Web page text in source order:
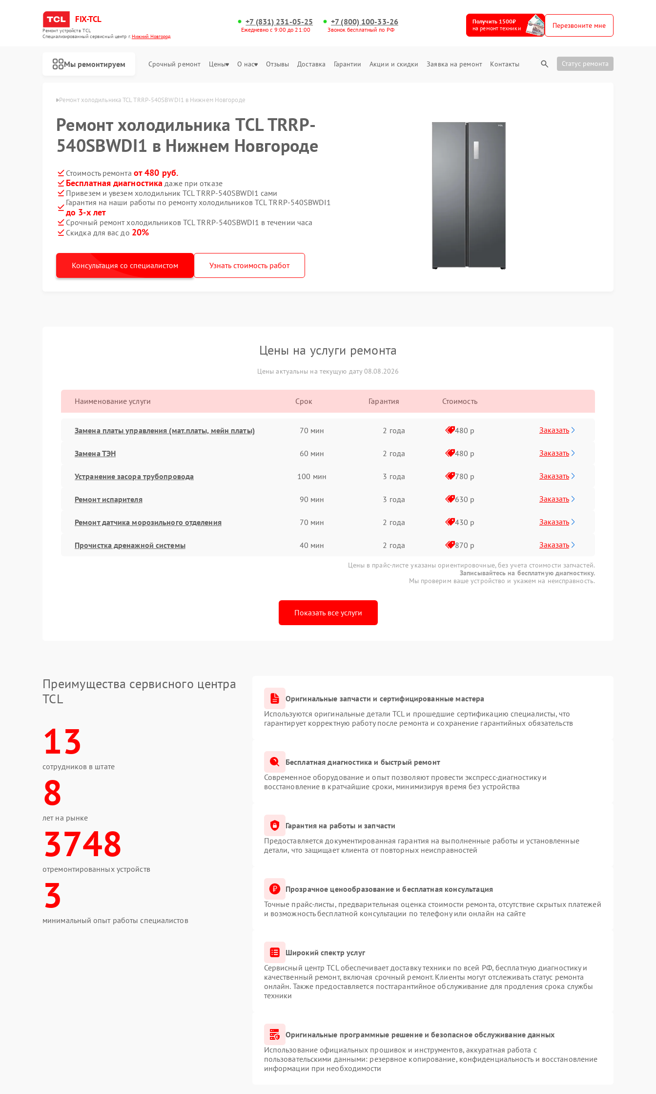
FIX-TCL
Ремонт устройств TCL
Специализированный cервисный центр г.Нижний Новгород
+7 (831) 231-05-25
Ежедневно с 9:00 до 21:00
+7 (800) 100-33-26
Звонок бесплатный по РФ
Получить 1500₽
на ремонт техники
Перезвоните мне
Мы ремонтируем Срочный ремонт Цены О нас Отзывы Доставка Гарантии Акции и скидки Заявка на ремонт Контакты Статус ремонта
Нижнем Новгороде Ремонт холодильника TCL TRRP-540SBWDI1 в Нижнем Новгороде
Ремонт холодильника TCL TRRP-
540SBWDI1 в Нижнем Новгороде
Стоимость ремонта от 480 руб.
Бесплатная диагностика даже при отказе
Привезем и увезем холодильник TCL TRRP-540SBWDI1 сами
Гарантия на наши работы по ремонту холодильников TCL TRRP-540SBWDI1
до 3-х лет
Срочный ремонт холодильников TCL TRRP-540SBWDI1 в течении часа
Скидка для вас до 20%
Консультация со специалистом Узнать стоимость работ
Цены на услуги ремонта
Цены актуальны на текущую дату 08.08.2026
Наименование услуги Срок Гарантия Стоимость
Замена платы управления (мат.платы, мейн платы) 70 мин 2 года 480 р Заказать
Замена ТЭН 60 мин 2 года 480 р Заказать
Устранение засора трубопровода 100 мин 3 года 780 р Заказать
Ремонт испарителя 90 мин 3 года 630 р Заказать
Ремонт датчика морозильного отделения 70 мин 2 года 430 р Заказать
Прочистка дренажной системы 40 мин 2 года 870 р Заказать
Цены в прайс-листе указаны ориентировочные, без учета стоимости запчастей.
Записывайтесь на бесплатную диагностику.
Мы проверим ваше устройство и укажем на неисправность.
Показать все услуги
Преимущества сервисного центра
TCL
13
сотрудников в штате
8
лет на рынке
3748
отремонтированных устройств
3
минимальный опыт работы специалистов
Оригинальные запчасти и сертифицированные мастера
Используются оригинальные детали TCL и прошедшие сертификацию специалисты, что
гарантирует корректную работу после ремонта и сохранение гарантийных обязательств
Бесплатная диагностика и быстрый ремонт
Современное оборудование и опыт позволяют провести экспресс-диагностику и
восстановление в кратчайшие сроки, минимизируя время без устройства
Гарантия на работы и запчасти
Предоставляется документированная гарантия на выполненные работы и установленные
детали, что защищает клиента от повторных неисправностей
Прозрачное ценообразование и бесплатная консультация
Точные прайс-листы, предварительная оценка стоимости ремонта, отсутствие скрытых платежей
и возможность бесплатной консультации по телефону или онлайн на сайте
Широкий спектр услуг
Сервисный центр TCL обеспечивает доставку техники по всей РФ, бесплатную диагностику и
качественный ремонт, включая срочный ремонт. Клиенты могут отслеживать статус ремонта
онлайн. Также предоставляется постгарантийное обслуживание для продления срока службы
техники
Оригинальные программные решение и безопасное обслуживание данных
Использование официальных прошивок и инструментов, аккуратная работа с
пользовательскими данными: резервное копирование, конфиденциальность и восстановление
информации при необходимости